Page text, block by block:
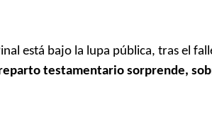
está bajo la lupa pública, tras el
testamentario sorprende,